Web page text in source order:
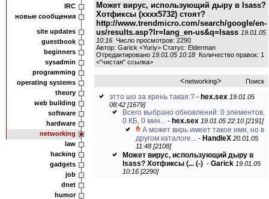
IRC
новые сообщения
site updates
guestbook
beginners
sysadmin
programming
operating systems
theory
web building
software
hardware
networking
law
hacking
gadgets
job
dnet
humor
Может вирус, использующий дыру в lsass?
Хотфиксы (хххх5732) стоят?
http://www.trendmicro.com/search/google/en-
us/results.asp?lr=lang_en-us&q=lsass 19.01.05
10:16 Число просмотров: 2290
Автор: Garick <Yuriy> Статус: Elderman
Отредактировано 19.01.05 10:18 Количество правок: 1
<"чистая" ссылка>
<networking> Поиск
этто шо за хрень такая:? - hex.sex 19.01.05
08:42 [1679]
Всего выбрано обновлений: 0 элементов,
0 КБ, 0 мин... - hex.sex 19.01.05 22:10 [2191]
А может вирь имеет такое имя, но в
другом каталоге... - HandleX 20.01.05
11:48 [2108]
Может вирус, использующий дыру в
lsass? Хотфиксы (... (-) - Garick 19.01.05
10:16 [2290]